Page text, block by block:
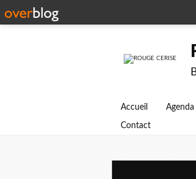
Accueil Agenda
Contact